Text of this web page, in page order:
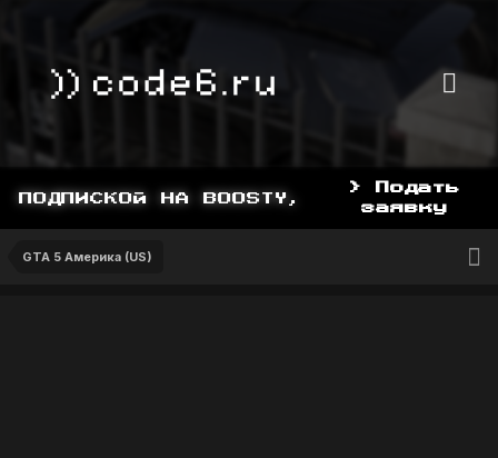
НА BOOSTY, BOOSTY.TO/YDDY
> Подать
заявку
GTA 5 Америка (US)